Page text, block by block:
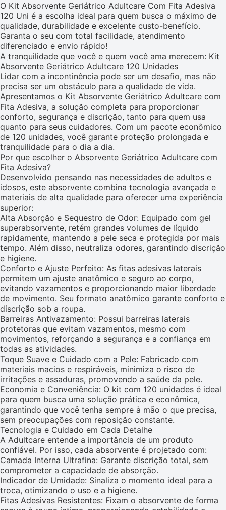
O Kit Absorvente Geriátrico Adultcare Com Fita Adesiva
120 Uni é a escolha ideal para quem busca o máximo de
qualidade, durabilidade e excelente custo-benefício.
Garanta o seu com total facilidade, atendimento
diferenciado e envio rápido!
A tranquilidade que você e quem você ama merecem: Kit
Absorvente Geriátrico Adultcare 120 Unidades
Lidar com a incontinência pode ser um desafio, mas não
precisa ser um obstáculo para a qualidade de vida.
Apresentamos o Kit Absorvente Geriátrico Adultcare com
Fita Adesiva, a solução completa para proporcionar
conforto, segurança e discrição, tanto para quem usa
quanto para seus cuidadores. Com um pacote econômico
de 120 unidades, você garante proteção prolongada e
tranquilidade para o dia a dia.
Por que escolher o Absorvente Geriátrico Adultcare com
Fita Adesiva?
Desenvolvido pensando nas necessidades de adultos e
idosos, este absorvente combina tecnologia avançada e
materiais de alta qualidade para oferecer uma experiência
superior:
Alta Absorção e Sequestro de Odor: Equipado com gel
superabsorvente, retém grandes volumes de líquido
rapidamente, mantendo a pele seca e protegida por mais
tempo. Além disso, neutraliza odores, garantindo discrição
e higiene.
Conforto e Ajuste Perfeito: As fitas adesivas laterais
permitem um ajuste anatômico e seguro ao corpo,
evitando vazamentos e proporcionando maior liberdade
de movimento. Seu formato anatômico garante conforto e
discrição sob a roupa.
Barreiras Antivazamento: Possui barreiras laterais
protetoras que evitam vazamentos, mesmo com
movimentos, reforçando a segurança e a confiança em
todas as atividades.
Toque Suave e Cuidado com a Pele: Fabricado com
materiais macios e respiráveis, minimiza o risco de
irritações e assaduras, promovendo a saúde da pele.
Economia e Conveniência: O kit com 120 unidades é ideal
para quem busca uma solução prática e econômica,
garantindo que você tenha sempre à mão o que precisa,
sem preocupações com reposição constante.
Tecnologia e Cuidado em Cada Detalhe
A Adultcare entende a importância de um produto
confiável. Por isso, cada absorvente é projetado com:
Camada Interna Ultrafina: Garante discrição total, sem
comprometer a capacidade de absorção.
Indicador de Umidade: Sinaliza o momento ideal para a
troca, otimizando o uso e a higiene.
Fitas Adesivas Resistentes: Fixam o absorvente de forma